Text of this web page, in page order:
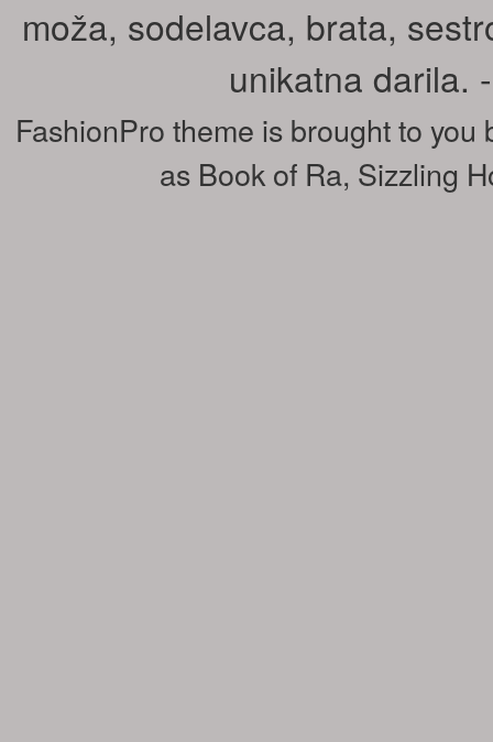
moža, sodelavca, brata,
unikatna darila.
FashionPro theme is brought to
as Book of Ra, Sizzling